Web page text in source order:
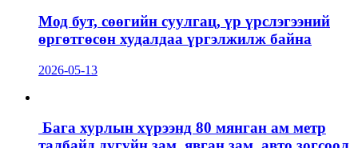
Мод бут, сөөгийн суулгац, үр үрслэгээний
өргөтгөсөн худалдаа үргэлжилж байна
2026-05-13
Бага хурлын хүрээнд 80 мянган ам метр